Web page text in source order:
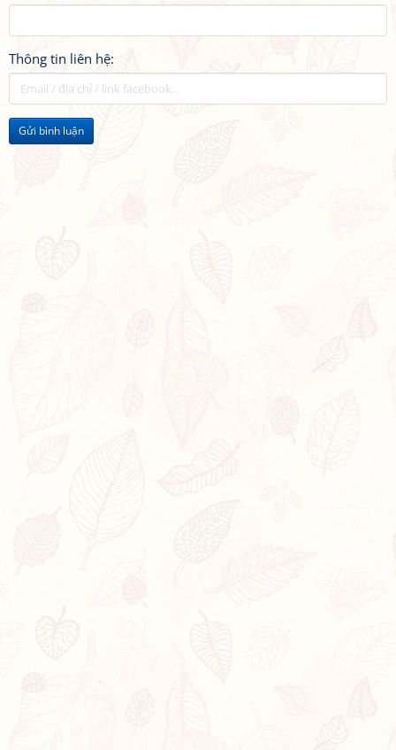
Thông tin liên hệ:
Gửi bình luận